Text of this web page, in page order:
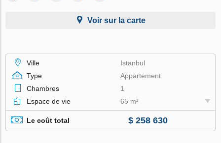
Voir sur la carte
Ville
Istanbul
Type
Appartement
Chambres
1
Espace de vie
65 m²
Le coût total $ 258 630